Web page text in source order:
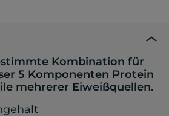
Kombination für
5 Komponenten Protein
mehrerer Eiweißquellen.